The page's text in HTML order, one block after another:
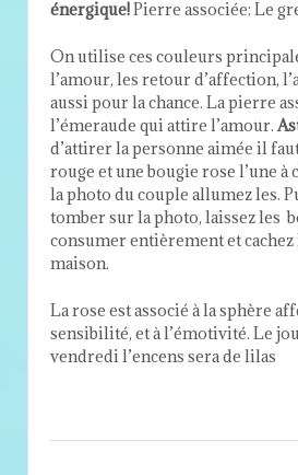
énergique!Pierre associée: Le
On utilise ces couleurs
l’amour, les retour d’affection,
aussi pour la chance. La pierre
l’émeraude qui attire l’amour.
d’attirer la personne aimée il
rouge et une bougie rose l’une à
la photo du couple allumez les.
tomber sur la photo, laissez les
consumer entièrement et cachez
maison.
La rose est associé à la sphère
sensibilité, et à l’émotivité. Le
vendredi l’encens sera de lilas